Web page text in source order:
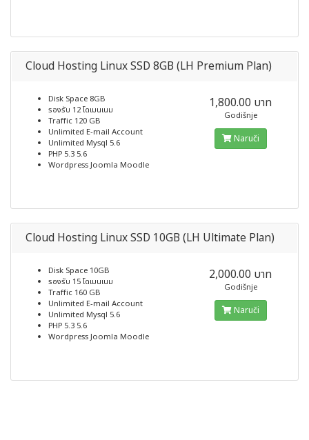
Cloud Hosting Linux SSD 8GB (LH Premium Plan)
Disk Space 8GB
รองรับ 12 โดเมนเนม
Traffic 120 GB
Unlimited E-mail Account
Unlimited Mysql 5.6
PHP 5.3 5.6
Wordpress Joomla Moodle
1,800.00 บาท
Godišnje
Naruči
Cloud Hosting Linux SSD 10GB (LH Ultimate Plan)
Disk Space 10GB
รองรับ 15 โดเมนเนม
Traffic 160 GB
Unlimited E-mail Account
Unlimited Mysql 5.6
PHP 5.3 5.6
Wordpress Joomla Moodle
2,000.00 บาท
Godišnje
Naruči